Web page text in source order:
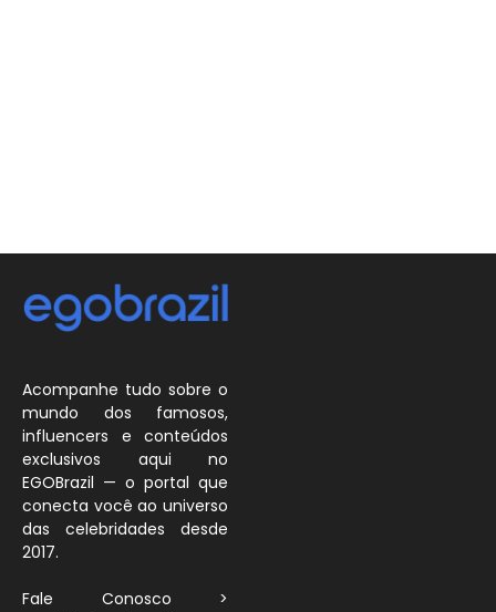
Acompanhe tudo sobre o
mundo dos famosos,
influencers e conteúdos
exclusivos aqui no
EGOBrazil — o portal que
conecta você ao universo
das celebridades desde
2017.
Fale Conosco >